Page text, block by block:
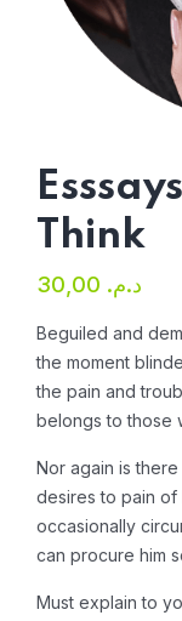
Think
د.م.
Beguiled and
the moment
the pain and
belongs to those
Nor again is
desires to pain of
occasionally
can procure him
Must explain to